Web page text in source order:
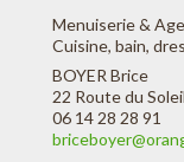
Menuiserie &
Cuisine, bain,
BOYER Brice
22 Route du
06 14 28 28 91